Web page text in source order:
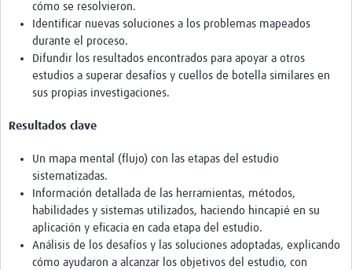
cómo se resolvieron.
Identificar nuevas soluciones a los problemas mapeados
durante el proceso.
Difundir los resultados encontrados para apoyar a otros
estudios a superar desafíos y cuellos de botella similares en
sus propias investigaciones.
Resultados clave
Un mapa mental (flujo) con las etapas del estudio
sistematizadas.
Información detallada de las herramientas, métodos,
habilidades y sistemas utilizados, haciendo hincapié en su
aplicación y eficacia en cada etapa del estudio.
Análisis de los desafíos y las soluciones adoptadas, explicando
cómo ayudaron a alcanzar los objetivos del estudio, con